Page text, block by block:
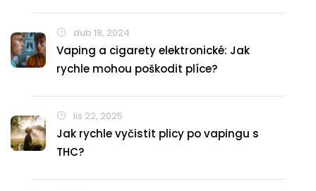
dub 18, 2024
Vaping a cigarety elektronické: Jak
rychle mohou poškodit plíce?
lis 22, 2025
Jak rychle vyčistit plicy po vapingu s
THC?